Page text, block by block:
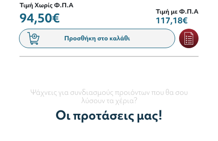
Τιμή Χωρίς Φ.Π.Α
94,50€ Τιμή με Φ.Π.Α
117,18€
Προσθήκη στο καλάθι
Ψάχνεις για συνδιασμούς προιόντων που θα σου
λύσουν τα χέρια?
Οι προτάσεις μας!